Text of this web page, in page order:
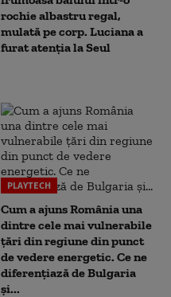
rochie albastru regal,
mulată pe corp. Luciana a
furat atenția la Seul
PLAYTECH
Cum a ajuns România una
dintre cele mai vulnerabile
țări din regiune din punct
de vedere energetic. Ce ne
diferențiază de Bulgaria
și...